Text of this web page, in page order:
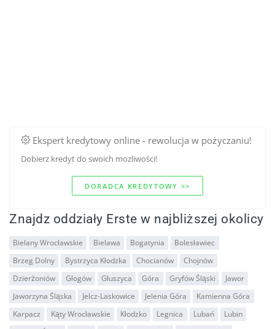
Ekspert kredytowy online - rewolucja w pożyczaniu!
Dobierz kredyt do swoich mozliwości!
DORADCA KREDYTOWY >>
Znajdz oddziały Erste w najbliższej okolicy
Bielany Wrocławskie Bielawa Bogatynia
Bolesławiec
Brzeg Dolny
Bystrzyca Kłodzka Chocianów
Chojnów
Dzierżoniów
Głogów Głuszyca Góra Gryfów Śląski
Jawor
Jaworzyna Śląska
Jelcz-Laskowice Jelenia Góra
Kamienna Góra
Karpacz
Kąty Wrocławskie Kłodzko Legnica Lubań
Lubin